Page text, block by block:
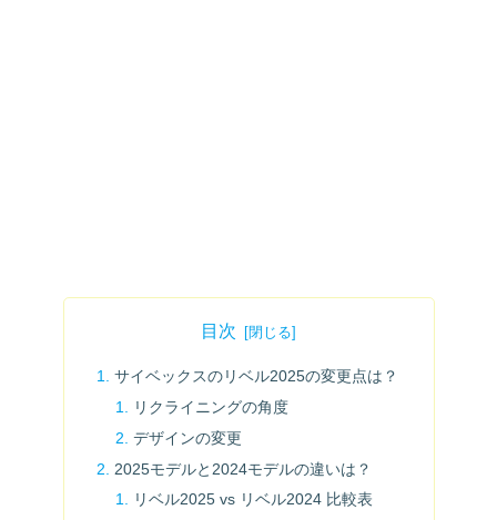
目次
サイベックスのリベル2025の変更点は？
リクライニングの角度
デザインの変更
2025モデルと2024モデルの違いは？
リベル2025 vs リベル2024 比較表